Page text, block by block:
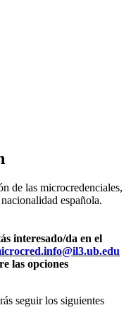
de las microcredenciales,
española.
interesado/da en el
las opciones
seguir los siguientes